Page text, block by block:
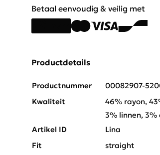
Betaal eenvoudig & veilig met
Productdetails
Productnummer
00082907-
Kwaliteit
46% rayon,
3% linnen,
Artikel ID
Lina
Fit
straight